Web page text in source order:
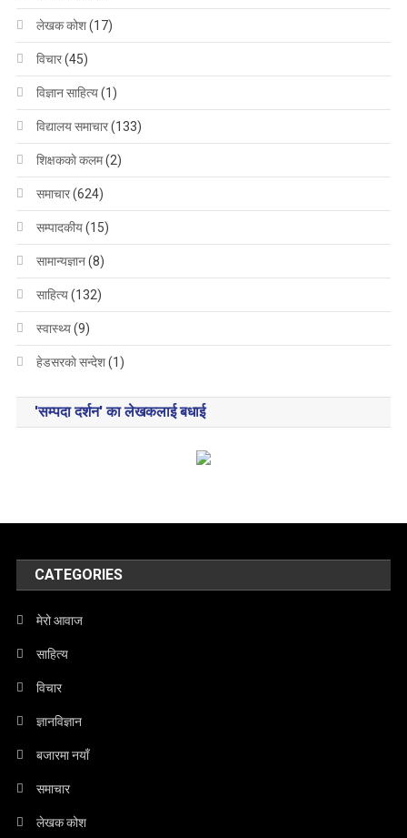
लेखक कोश(17)
विचार(45)
विज्ञान साहित्य(1)
विद्यालय समाचार(133)
शिक्षककाे कलम(2)
समाचार(624)
सम्पादकीय(15)
सामान्यज्ञान(8)
साहित्य(132)
स्वास्थ्य(9)
हेडसरकाे सन्देश(1)
'सम्पदा दर्शन' का लेखकलाई बधाई
CATEGORIES
मेरो आवाज
साहित्य
विचार
ज्ञानविज्ञान
बजारमा नयाँ
समाचार
लेखक कोश